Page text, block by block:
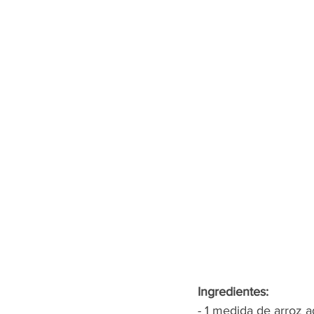
Ingredientes:
- 1 medida de arroz